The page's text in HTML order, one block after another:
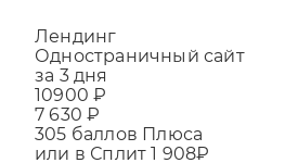
Одностраничный сайт
за 3 дня
10900 ₽
7 630 ₽
305баллов Плюса
или в Сплит1 908₽